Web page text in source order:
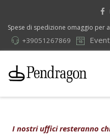
Spese di spedizione omaggio per
+39051267869
I nostri uffici resteranno